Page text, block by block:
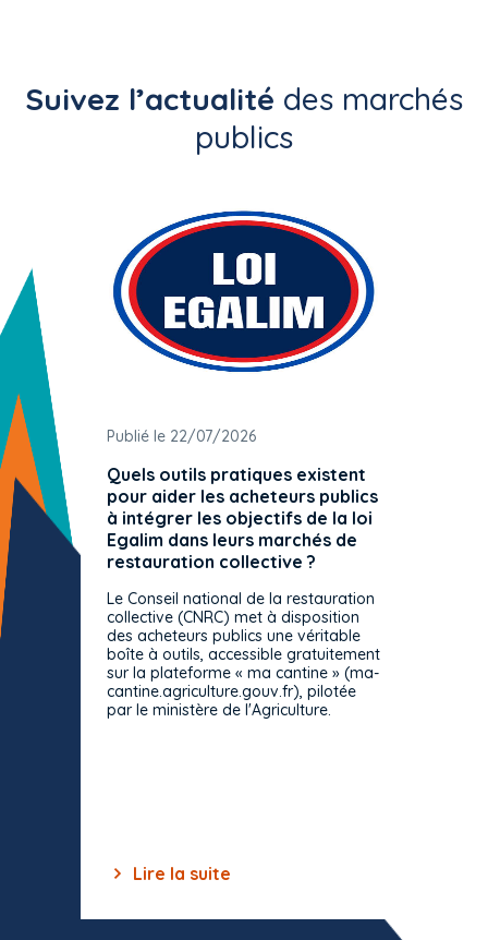
Suivez l’actualité des marchés
publics
Publié le 22/07/2026
Quels outils pratiques existent
pour aider les acheteurs publics
à intégrer les objectifs de la loi
Egalim dans leurs marchés de
restauration collective ?
Le Conseil national de la restauration
collective (CNRC) met à disposition
des acheteurs publics une véritable
boîte à outils, accessible gratuitement
sur la plateforme « ma cantine » (ma-
cantine.agriculture.gouv.fr), pilotée
par le ministère de l'Agriculture.
Lire la suite